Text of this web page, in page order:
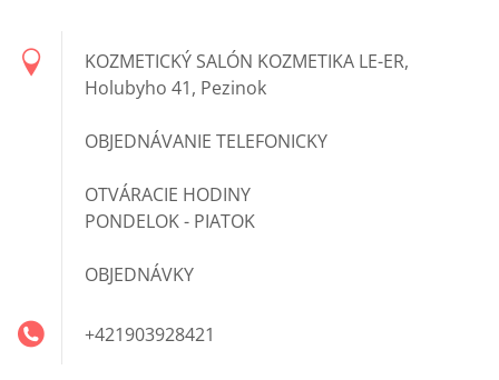
KOZMETICKÝ SALÓN KOZMETIKA LE-ER,
Holubyho 41, Pezinok
OBJEDNÁVANIE TELEFONICKY
OTVÁRACIE HODINY
PONDELOK - PIATOK
OBJEDNÁVKY
+421903928421